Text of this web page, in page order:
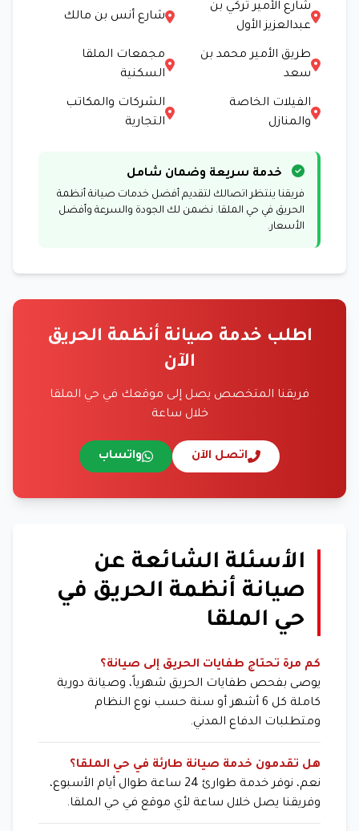
شارع الأمير تركي بن
عبدالعزيز الأول
شارع أنس بن مالك
طريق الأمير محمد بن
سعد
مجمعات الملقا
السكنية
الفيلات الخاصة
والمنازل
الشركات والمكاتب
التجارية
خدمة سريعة وضمان شامل
فريقنا ينتظر اتصالك لتقديم أفضل خدمات صيانة أنظمة
الحريق في حي الملقا. نضمن لك الجودة والسرعة وأفضل
الأسعار.
اطلب خدمة صيانة أنظمة الحريق
الآن
فريقنا المتخصص يصل إلى موقعك في حي الملقا
خلال ساعة
اتصل الآن واتساب
الأسئلة الشائعة عن
صيانة أنظمة الحريق في
حي الملقا
كم مرة تحتاج طفايات الحريق إلى صيانة؟
يوصى بفحص طفايات الحريق شهرياً، وصيانة دورية
كاملة كل 6 أشهر أو سنة حسب نوع النظام
ومتطلبات الدفاع المدني.
هل تقدمون خدمة صيانة طارئة في حي الملقا؟
نعم، نوفر خدمة طوارئ 24 ساعة طوال أيام الأسبوع،
وفريقنا يصل خلال ساعة لأي موقع في حي الملقا.